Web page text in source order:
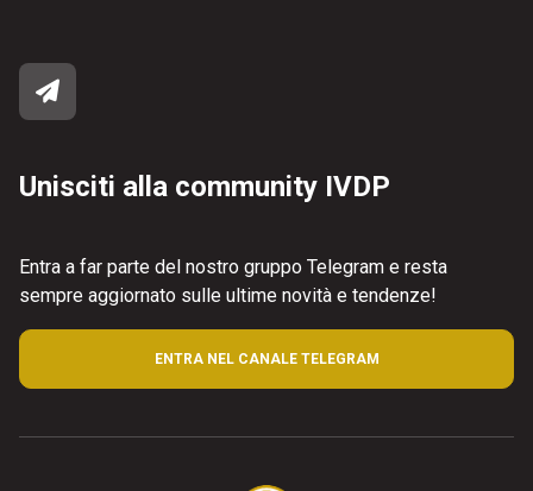
Unisciti alla community IVDP
Entra a far parte del nostro gruppo Telegram e resta
sempre aggiornato sulle ultime novità e tendenze!
ENTRA NEL CANALE TELEGRAM